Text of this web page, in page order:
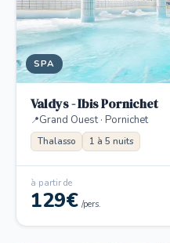
SPA
Valdys - Ibis Pornichet
Grand Ouest · Pornichet
Thalasso 1 à 5 nuits
à partir de
129€ /pers.